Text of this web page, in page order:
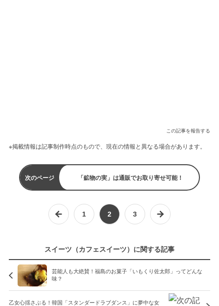
この記事を報告する
※掲載情報は記事制作時点のもので、現在の情報と異なる場合があります。
次のページ 「鉱物の実」は通販でお取り寄せ可能！
1 2 3
スイーツ（カフェスイーツ）に関する記事
芸能人も大絶賛！福島のお菓子「いもくり佐太郎」ってどんな
味？
乙女心揺さぶる！韓国「スタンダードラブダンス」に夢中な女